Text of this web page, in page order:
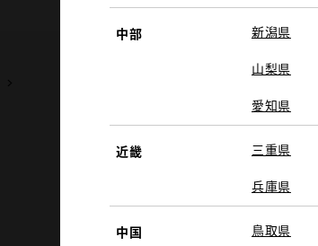
中部 新潟県
山梨県
愛知県
近畿 三重県
兵庫県
中国 鳥取県
トヨタイムズ